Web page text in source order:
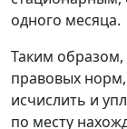
одного месяца.
Таким образом,
правовых
исчислить и
по месту